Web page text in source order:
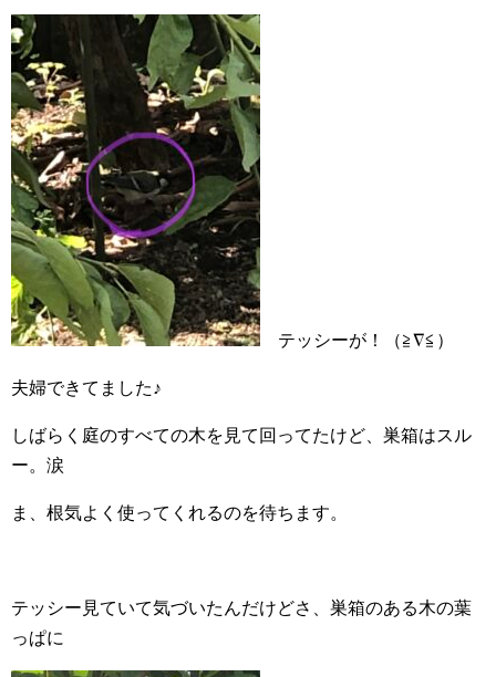
テッシーが！（≧∇≦）
夫婦できてました♪
しばらく庭のすべての木を見て回ってたけど、巣箱はスル
ー。涙
ま、根気よく使ってくれるのを待ちます。
テッシー見ていて気づいたんだけどさ、巣箱のある木の葉
っぱに